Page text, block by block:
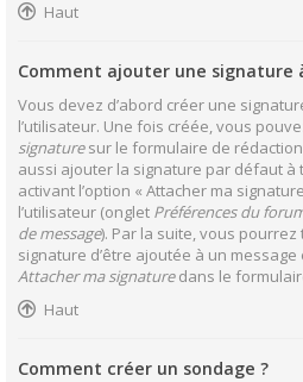
Haut
Comment ajouter une signature
Vous devez d’abord créer une
l’utilisateur. Une fois créée, vous
signaturesur le formulaire de
aussi ajouter la signature par défaut à
activant l’option « Attacher ma
l’utilisateur (onglet Préférences du
de message). Par la suite, vous
signature d’être ajoutée à un
Attacher ma signaturedans le
Haut
Comment créer un sondage ?